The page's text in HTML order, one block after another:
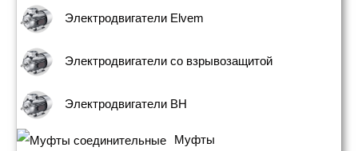
Электродвигатели Elvem
Электродвигатели со взрывозащитой
Электродвигатели BH
Муфты